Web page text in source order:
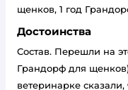
щенков, 1 год
Достоинства
Состав. Перешли на
Грандорф для
ветеринарке